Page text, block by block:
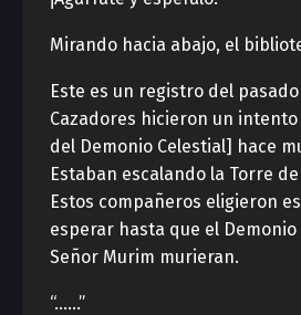
Mirando hacia abajo, el
Este es un registro del
Cazadores hicieron un intento
del Demonio Celestial] hace
Estaban escalando la Torre
Estos compañeros eligieron
esperar hasta que el Demonio
Señor Murim murieran.
“……”